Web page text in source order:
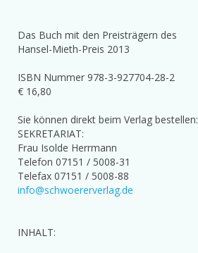
Das Buch mit den Preisträgern des
Hansel-Mieth-Preis 2013
ISBN Nummer 978-3-927704-28-2
€ 16,80
Sie können direkt beim Verlag bestellen:
SEKRETARIAT:
Frau Isolde Herrmann
Telefon 07151 / 5008-31
Telefax 07151 / 5008-88
info@schwoererverlag.de
INHALT: